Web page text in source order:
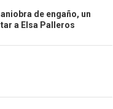
de engaño, un
a Elsa Palleros